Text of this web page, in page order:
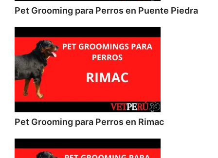
Pet Grooming para Perros en Puente Piedra
Pet Grooming para Perros en Rimac